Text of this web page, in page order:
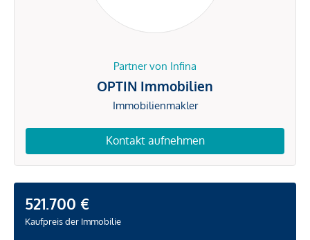
Partner von Infina
OPTIN Immobilien
Immobilienmakler
Kontakt aufnehmen
521.700 €
Kaufpreis der Immobilie